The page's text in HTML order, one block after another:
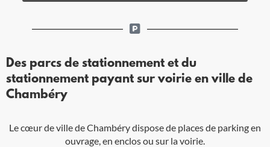
Des parcs de stationnement et du
stationnement payant sur voirie en ville de
Chambéry
Le cœur de ville de Chambéry dispose de places de parking en
ouvrage, en enclos ou sur la voirie.